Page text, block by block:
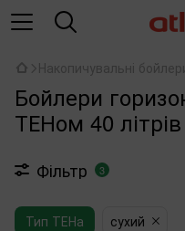
Накопичувальні
Бойлери
ТЕНом 40 літрів
Фільтр 3
Тип ТЕНа
сухий